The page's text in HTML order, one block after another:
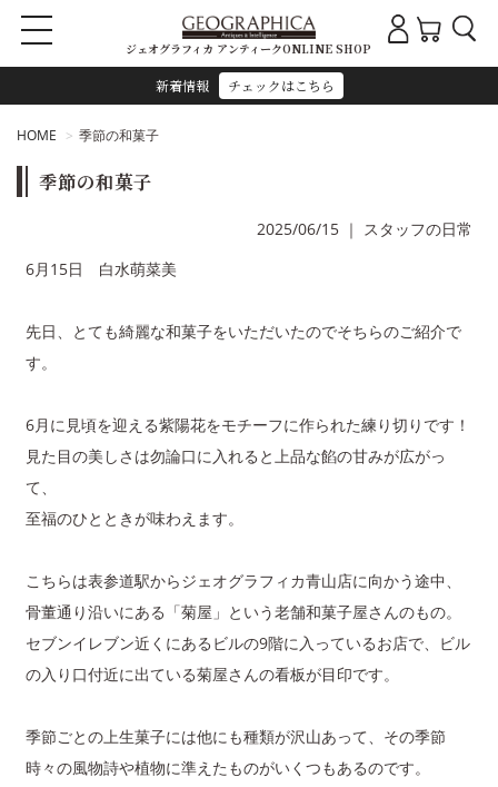
新着情報 チェックはこちら
ジェオグラフィカ アンティークONLINE SHOP
HOME 季節の和菓子
季節の和菓子
2025/06/15 ｜ スタッフの日常
6月15日 白水萌菜美
先日、とても綺麗な和菓子をいただいたのでそちらのご紹介で
す。
6月に見頃を迎える紫陽花をモチーフに作られた練り切りです！
見た目の美しさは勿論口に入れると上品な餡の甘みが広がっ
て、
至福のひとときが味わえます。
こちらは表参道駅からジェオグラフィカ青山店に向かう途中、
骨董通り沿いにある「菊屋」という老舗和菓子屋さんのもの。
セブンイレブン近くにあるビルの9階に入っているお店で、ビル
の入り口付近に出ている菊屋さんの看板が目印です。
季節ごとの上生菓子には他にも種類が沢山あって、その季節
時々の風物詩や植物に準えたものがいくつもあるのです。